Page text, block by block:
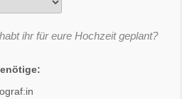
ihr für eure Hochzeit geplant?